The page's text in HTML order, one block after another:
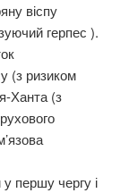
віспу
герпес ).
(з ризиком
Ханта (з
першу чергу і